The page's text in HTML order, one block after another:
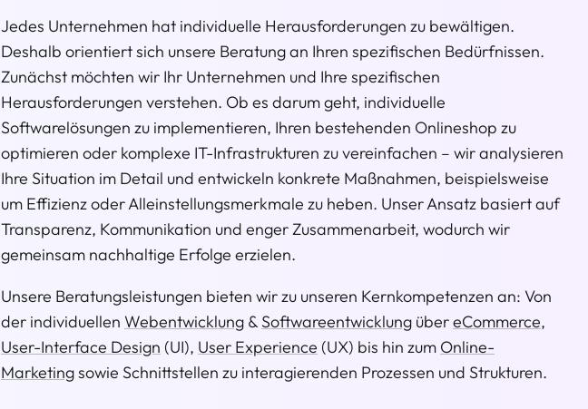
Jedes Unternehmen hat individuelle Herausforderungen zu bewältigen.
Deshalb orientiert sich unsere Beratung an Ihren spezifischen Bedürfnissen.
Zunächst möchten wir Ihr Unternehmen und Ihre spezifischen
Herausforderungen verstehen. Ob es darum geht, individuelle
Softwarelösungen zu implementieren, Ihren bestehenden Onlineshop zu
optimieren oder komplexe IT-Infrastrukturen zu vereinfachen – wir analysieren
Ihre Situation im Detail und entwickeln konkrete Maßnahmen, beispielsweise
um Effizienz oder Alleinstellungsmerkmale zu heben. Unser Ansatz basiert auf
Transparenz, Kommunikation und enger Zusammenarbeit, wodurch wir
gemeinsam nachhaltige Erfolge erzielen.
Unsere Beratungsleistungen bieten wir zu unseren Kernkompetenzen an: Von
der individuellen Webentwicklung &Softwareentwicklung übereCommerce,
User-Interface Design (UI), User Experience (UX) bis hin zum Online-
Marketingsowie Schnittstellen zu interagierenden Prozessen und Strukturen.